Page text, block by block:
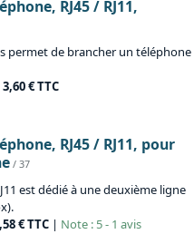
RJ45 / RJ11,
permet de brancher un téléphone
€ TTC
RJ45 / RJ11, pour
/ 37
est dédié à une deuxième ligne
€ TTC | Note : 5 - 1 avis